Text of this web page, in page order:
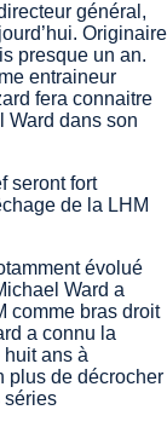
général,
Originaire
presque un an.
entraineur
fera connaitre
Ward dans son
seront fort
de la LHM
évolué
Ward a
comme bras droit
a connu la
ans à
plus de décrocher
séries